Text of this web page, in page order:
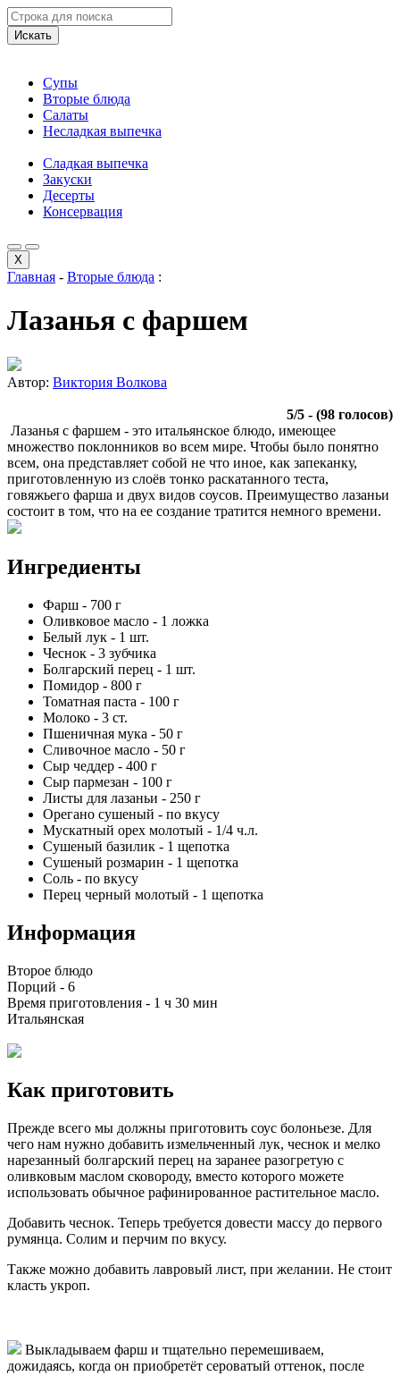
Искать
Супы
Вторые блюда
Салаты
Несладкая выпечка
Сладкая выпечка
Закуски
Десерты
Консервация
X
Главная - Вторые блюда :
Лазанья с фаршем
Автор: Виктория Волкова
5/5 - (98 голосов)
Лазанья с фаршем - это итальянское блюдо, имеющее
множество поклонников во всем мире. Чтобы было понятно
всем, она представляет собой не что иное, как запеканку,
приготовленную из слоёв тонко раскатанного теста,
говяжьего фарша и двух видов соусов. Преимущество лазаньи
состоит в том, что на ее создание тратится немного времени.
Ингредиенты
Фарш - 700 г
Оливковое масло - 1 ложка
Белый лук - 1 шт.
Чеснок - 3 зубчика
Болгарский перец - 1 шт.
Помидор - 800 г
Томатная паста - 100 г
Молоко - 3 ст.
Пшеничная мука - 50 г
Сливочное масло - 50 г
Сыр чеддер - 400 г
Сыр пармезан - 100 г
Листы для лазаньи - 250 г
Орегано сушеный - по вкусу
Мускатный орех молотый - 1/4 ч.л.
Сушеный базилик - 1 щепотка
Сушеный розмарин - 1 щепотка
Соль - по вкусу
Перец черный молотый - 1 щепотка
Информация
Второе блюдо
Порций - 6
Время приготовления - 1 ч 30 мин
Итальянская
Как приготовить
Прежде всего мы должны приготовить соус болоньезе. Для
чего нам нужно добавить измельченный лук, чеснок и мелко
нарезанный болгарский перец на заранее разогретую с
оливковым маслом сковороду, вместо которого можете
использовать обычное рафинированное растительное масло.
Добавить чеснок. Теперь требуется довести массу до первого
румянца. Солим и перчим по вкусу.
Также можно добавить лавровый лист, при желании. Не стоит
класть укроп.
Выкладываем фарш и тщательно перемешиваем,
дожидаясь, когда он приобретёт сероватый оттенок, после